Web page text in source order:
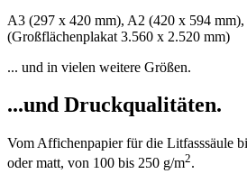
A3 (297 x 420 mm), A2 (420 x 594
(Großflächenplakat 3.560 x 2.520 mm)
... und in vielen weitere Größen.
...und Druckqualitäten.
Vom Affichenpapier für die Litfasssäule
oder matt, von 100 bis 250 g/m2.